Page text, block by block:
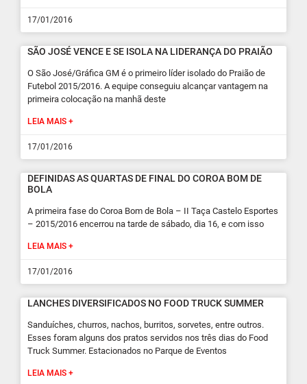
17/01/2016
SÃO JOSÉ VENCE E SE ISOLA NA LIDERANÇA DO PRAIÃO
O São José/Gráfica GM é o primeiro líder isolado do Praião de
Futebol 2015/2016. A equipe conseguiu alcançar vantagem na
primeira colocação na manhã deste
LEIA MAIS +
17/01/2016
DEFINIDAS AS QUARTAS DE FINAL DO COROA BOM DE
BOLA
A primeira fase do Coroa Bom de Bola – II Taça Castelo Esportes
– 2015/2016 encerrou na tarde de sábado, dia 16, e com isso
LEIA MAIS +
17/01/2016
LANCHES DIVERSIFICADOS NO FOOD TRUCK SUMMER
Sanduíches, churros, nachos, burritos, sorvetes, entre outros.
Esses foram alguns dos pratos servidos nos três dias do Food
Truck Summer. Estacionados no Parque de Eventos
LEIA MAIS +